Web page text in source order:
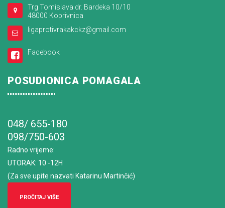
Trg Tomislava dr. Bardeka 10/10
48000 Koprivnica
ligaprotivrakakckz@gmail.com
Facebook
POSUDIONICA POMAGALA
048/ 655-180
098/750-603
Radno vrijeme:
UTORAK: 10 -12H
(Za sve upite nazvati Katarinu Martinčić)
PROČITAJ VIŠE